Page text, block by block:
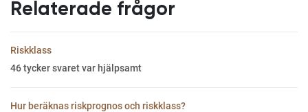
Relaterade frågor
Riskklass
46tycker svaret var hjälpsamt
Hur beräknas riskprognos och riskklass?